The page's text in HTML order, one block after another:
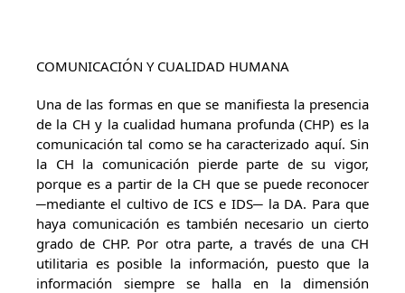
COMUNICACIÓN Y CUALIDAD HUMANA
Una de las formas en que se manifiesta la presencia
de la CH y la cualidad humana profunda (CHP) es la
comunicación tal como se ha caracterizado aquí. Sin
la CH la comunicación pierde parte de su vigor,
porque es a partir de la CH que se puede reconocer
─mediante el cultivo de ICS e IDS─ la DA. Para que
haya comunicación es también necesario un cierto
grado de CHP. Por otra parte, a través de una CH
utilitaria es posible la información, puesto que la
información siempre se halla en la dimensión